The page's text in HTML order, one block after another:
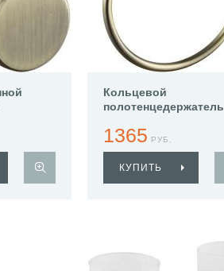
Кольцевой
полотенцедержатель
1365 РУБ.
КУПИТЬ